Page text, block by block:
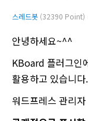
스레드봇 (32390 Point)
안녕하세요~^^
KBoard 플러그인
활용하고 있습니다.
워드프레스 관리